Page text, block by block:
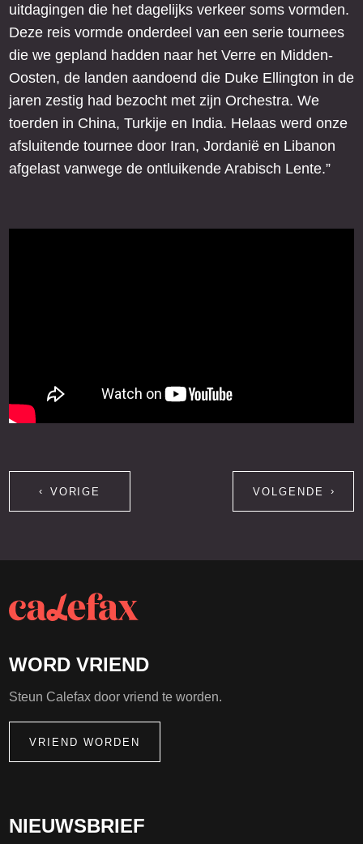
uitdagingen die het dagelijks verkeer soms vormden.
Deze reis vormde onderdeel van een serie tournees
die we gepland hadden naar het Verre en Midden-
Oosten, de landen aandoend die Duke Ellington in de
jaren zestig had bezocht met zijn Orchestra. We
toerden in China, Turkije en India. Helaas werd onze
afsluitende tournee door Iran, Jordanië en Libanon
afgelast vanwege de ontluikende Arabisch Lente.”
VORIGE VOLGENDE
NIEUWSBRIEF
WORD VRIEND
Steun Calefax door vriend te worden.
VRIEND WORDEN